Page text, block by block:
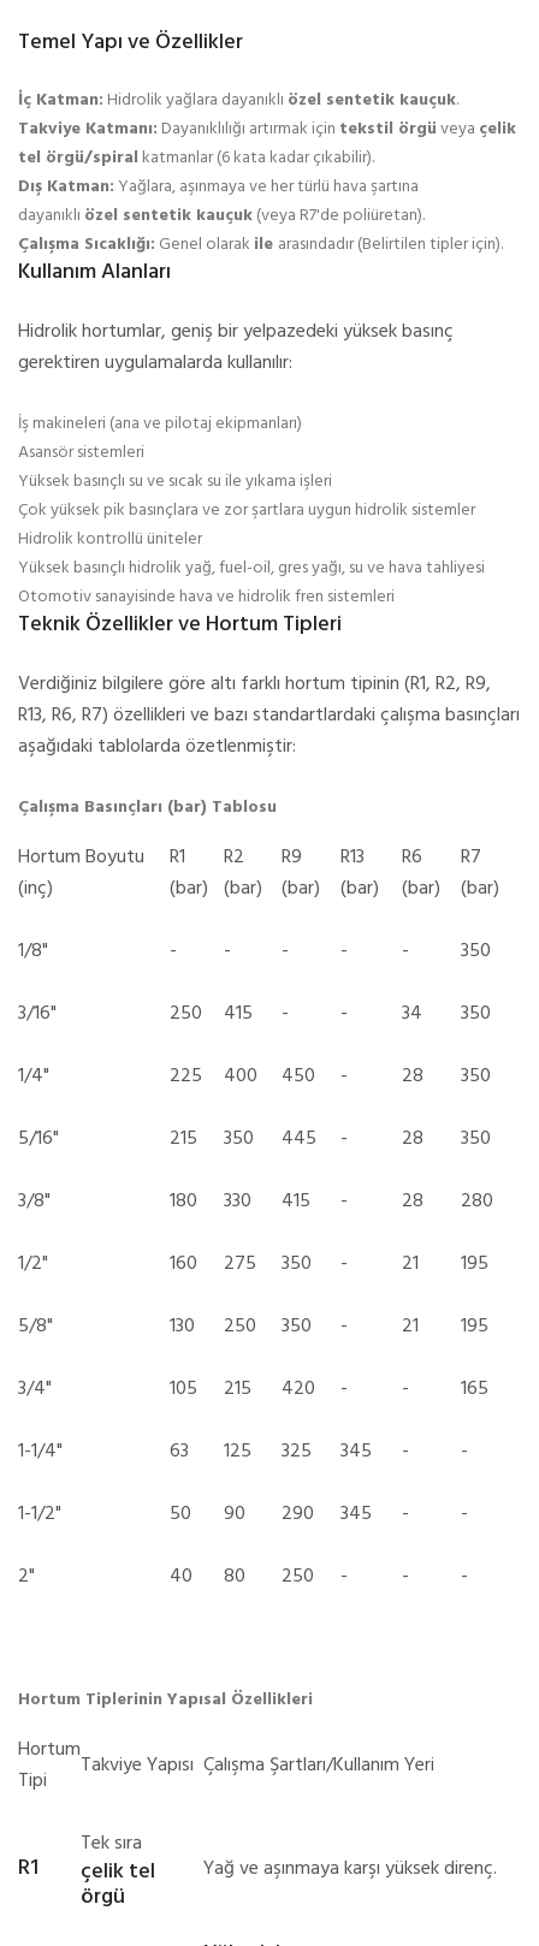
Temel Yapı ve Özellikler
İç Katman: Hidrolik yağlara dayanıklı özel sentetik kauçuk.
Takviye Katmanı: Dayanıklılığı artırmak için tekstil örgüveya çelik
tel örgü/spiral katmanlar (6 kata kadar çıkabilir).
Dış Katman: Yağlara, aşınmaya ve her türlü hava şartına
dayanıklı özel sentetik kauçuk(veya R7'de poliüretan).
Çalışma Sıcaklığı: Genel olarak ile arasındadır (Belirtilen tipler için).
Kullanım Alanları
Hidrolik hortumlar, geniş bir yelpazedeki yüksek basınç
gerektiren uygulamalarda kullanılır:
İş makineleri (ana ve pilotaj ekipmanları)
Asansör sistemleri
Yüksek basınçlı su ve sıcak su ile yıkama işleri
Çok yüksek pik basınçlara ve zor şartlara uygun hidrolik sistemler
Hidrolik kontrollü üniteler
Yüksek basınçlı hidrolik yağ, fuel-oil, gres yağı, su ve hava tahliyesi
Otomotiv sanayisinde hava ve hidrolik fren sistemleri
Teknik Özellikler ve Hortum Tipleri
Verdiğiniz bilgilere göre altı farklı hortum tipinin (R1, R2, R9,
R13, R6, R7) özellikleri ve bazı standartlardaki çalışma basınçları
aşağıdaki tablolarda özetlenmiştir:
Çalışma Basınçları (bar) Tablosu
Hortum Boyutu
(inç)
R1
(bar)
R2
(bar)
R9
(bar)
R13
(bar)
R6
(bar)
R7
(bar)
1/8"
- - - - -
350
3/16"
250 415 - - 34
350
1/4"
225 400 450 - 28
350
5/16"
215 350 445 - 28
350
3/8"
180 330 415 - 28
280
1/2"
160 275 350 - 21
195
5/8"
130 250 350 - 21
195
3/4"
105 215 420 - -
165
1-1/4"
63 125 325 345 -
-
1-1/2"
50 90 290 345 -
-
2"
40 80 250 - - -
Hortum Tiplerinin Yapısal Özellikleri
Hortum
Tipi
Takviye Yapısı Çalışma Şartları/Kullanım Yeri
R1
Tek sıra
çelik tel
örgü
Yağ ve aşınmaya karşı yüksek direnç.